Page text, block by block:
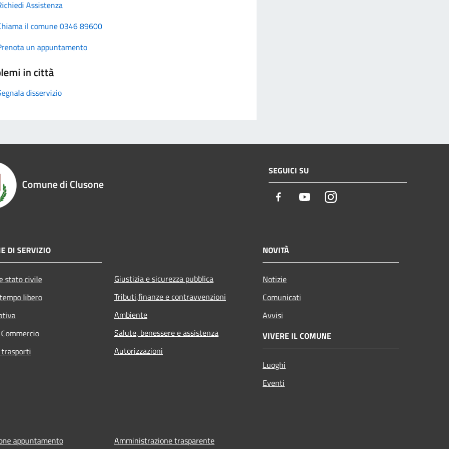
Assistenza
il comune 0346 89600
un appuntamento
in città
disservizio
Comune di Clusone
SEGUICI SU
Facebook YoutubeInstagram
DI SERVIZIO
stato civile
libero
Giustizia e sicurezza pubblica
Tributi,finanze e contravvenzioni
Ambiente
Salute, benessere e assistenza
Autorizzazioni
NOVITÀ
Notizie
Comunicati
Avvisi
VIVERE IL COMUNE
Luoghi
Eventi
appuntamento Amministrazione trasparente